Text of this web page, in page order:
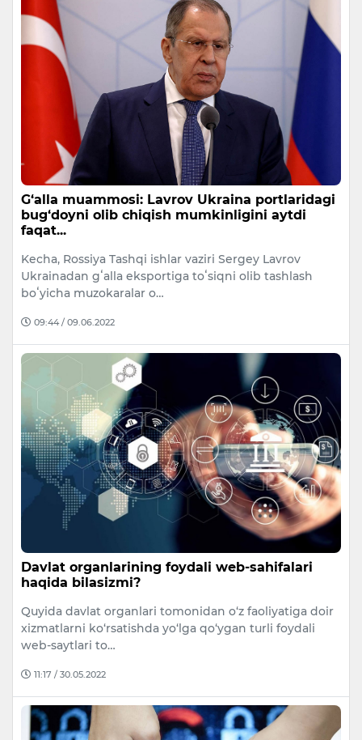
G‘alla muammosi: Lavrov Ukraina portlaridagi
bug‘doyni olib chiqish mumkinligini aytdi
faqat...
Kecha, Rossiya Tashqi ishlar vaziri Sergey Lavrov
Ukrainadan gʻalla eksportiga toʻsiqni olib tashlash
boʻyicha muzokaralar o…
09:44 / 09.06.2022
Davlat organlarining foydali web-sahifalari
haqida bilasizmi?
Quyida davlat organlari tomonidan o‘z faoliyatiga doir
xizmatlarni ko‘rsatishda yo‘lga qo‘ygan turli foydali
web-saytlari to…
11:17 / 30.05.2022